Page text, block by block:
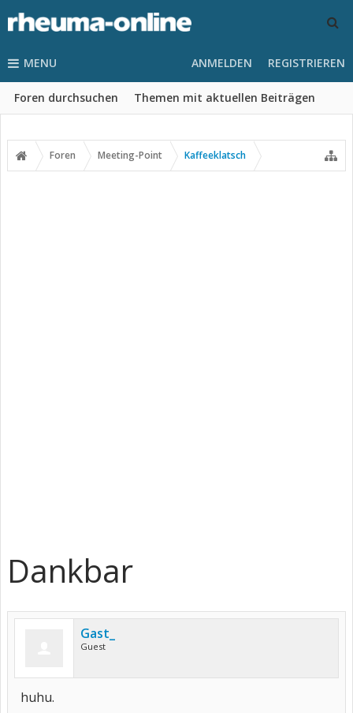
MENU
Foren durchsuchen Themen mit aktuellen Beiträgen
ANMELDEN REGISTRIEREN
Foren Meeting-Point Kaffeeklatsch
Dankbar
Gast_
Guest
huhu.